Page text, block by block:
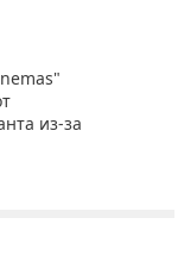
из-за